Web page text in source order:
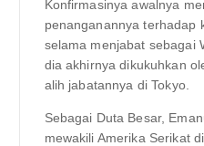
Konfirmasinya awalnya
penanganannya terhadap
selama menjabat sebagai
dia akhirnya dikukuhkan
alih jabatannya di Tokyo.
Sebagai Duta Besar,
mewakili Amerika Serikat